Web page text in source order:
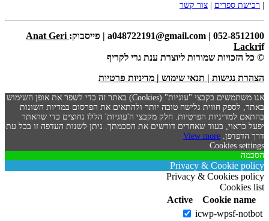
רכישת ספרים צור קשר
052-8512100 | a048722191@gmail.com | פייסבוק:
Anat Geri
Lackrif
© כל הזכויות שמורות ליוצרת ענת גרי לקריף
הצהרת נגישות | תנאי שימוש | מדיניות פרטיות
אנו משתמשים בקבצי "עוגיות" (Cookies) באתר זה כדי לשפר את אופן השימוש
באתר, לספק חווית גלישה טובה יותר ולהתאים את הפרסום במדיות השונות
בהתאם למדיניות הפרטיות. חלק מקבצי ה'עוגיות' הללו נחוצים כדי שהאתר
יפעל כראוי, בעוד שאחרים דורשים את הסכמתך. ניתן לשנות העדפה זו בכל עת
דרך הדפדפן. View more
Cookies settings
הסכמה
Privacy & Cookie policy
Privacy & Cookies policy
Cookies list
Cookie name
Active
icwp-wpsf-notbot